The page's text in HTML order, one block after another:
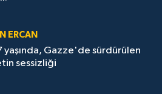
ERCAN
yaşında, Gazze'de sürdürülen
sessizliği